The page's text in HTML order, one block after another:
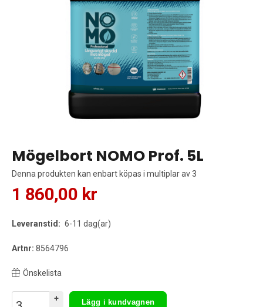
Mögelbort NOMO Prof. 5L
Denna produkten kan enbart köpas i multiplar av 3
1 860,00 kr
Leveranstid: 6-11 dag(ar)
Artnr: 8564796
Önskelista
+
Lägg i kundvagnen